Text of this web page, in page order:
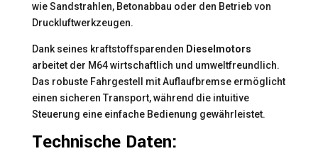
wie Sandstrahlen, Betonabbau oder den Betrieb von
Druckluftwerkzeugen.
Dank seines kraftstoffsparenden Dieselmotors
arbeitet der M64 wirtschaftlich und umweltfreundlich.
Das robuste Fahrgestell mit Auflaufbremse ermöglicht
einen sicheren Transport, während die intuitive
Steuerung eine einfache Bedienung gewährleistet.
Technische Daten: